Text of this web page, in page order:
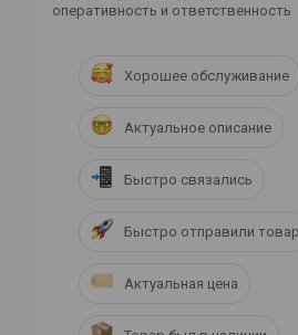
оперативность и ответственность
Хорошее обслуживание
Актуальное описание
Быстро связались
Быстро отправили товар
Актуальная цена